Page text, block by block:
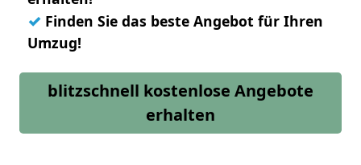
✓ Finden Sie das beste Angebot für Ihren
Umzug!
blitzschnell kostenlose Angebote
erhalten